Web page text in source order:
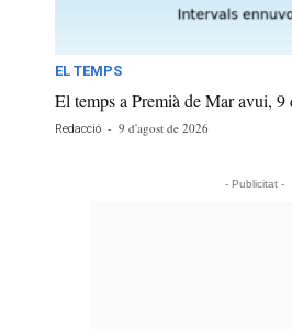
EL TEMPS
El temps a Premià de Mar avui, 9
Redacció - 9 d'agost de 2026
- Publicitat -